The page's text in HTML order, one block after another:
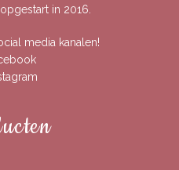
in 2016.
media kanalen!